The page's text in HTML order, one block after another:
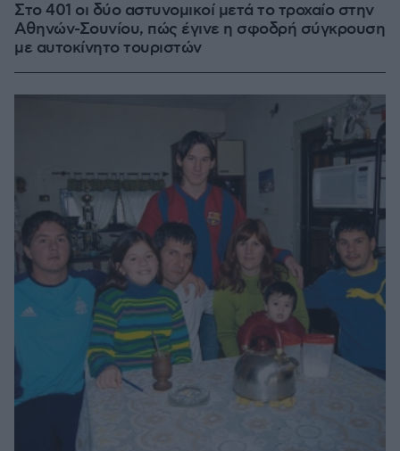
Στο 401 οι δύο αστυνομικοί μετά το τροχαίο στην
Αθηνών-Σουνίου, πώς έγινε η σφοδρή σύγκρουση
με αυτοκίνητο τουριστών